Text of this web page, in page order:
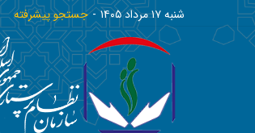
شنبه ١٧ مرداد ١٤٠٥ جستجو پیشرفته